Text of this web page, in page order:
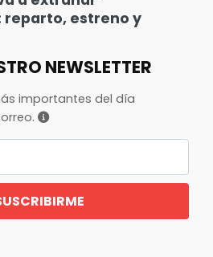
reparto, estreno y
NEWSLETTER
importantes del día